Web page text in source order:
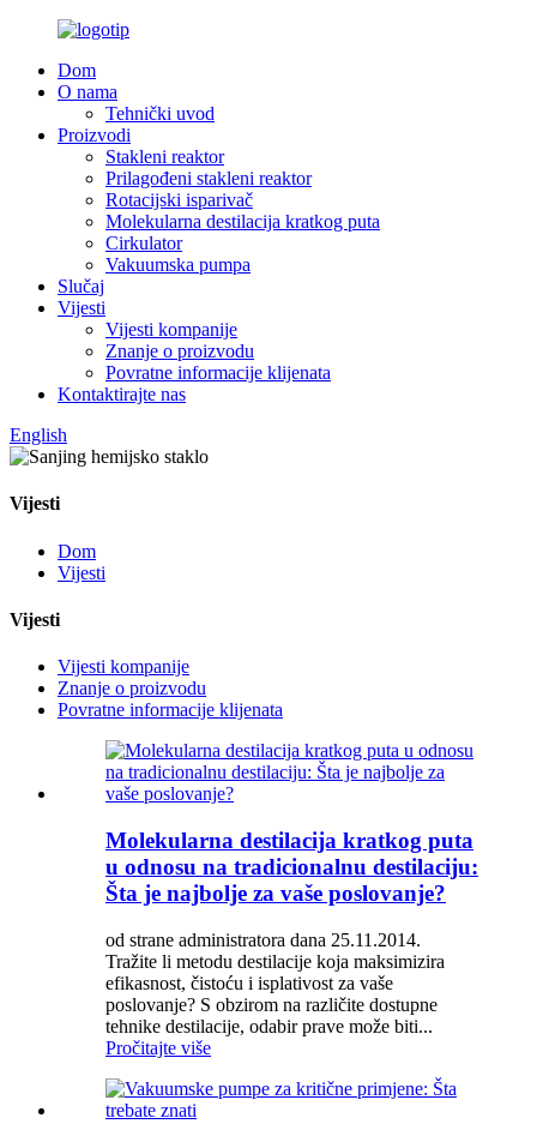
Dom
O nama
Tehnički uvod
Proizvodi
Stakleni reaktor
Prilagođeni stakleni reaktor
Rotacijski isparivač
Molekularna destilacija kratkog puta
Cirkulator
Vakuumska pumpa
Slučaj
Vijesti
Vijesti kompanije
Znanje o proizvodu
Povratne informacije klijenata
Kontaktirajte nas
English
Vijesti
Dom
Vijesti
Vijesti
Vijesti kompanije
Znanje o proizvodu
Povratne informacije klijenata
Molekularna destilacija kratkog puta
u odnosu na tradicionalnu destilaciju:
Šta je najbolje za vaše poslovanje?
od strane administratora dana 25.11.2014.
Tražite li metodu destilacije koja maksimizira
efikasnost, čistoću i isplativost za vaše
poslovanje? S obzirom na različite dostupne
tehnike destilacije, odabir prave može biti...
Pročitajte više